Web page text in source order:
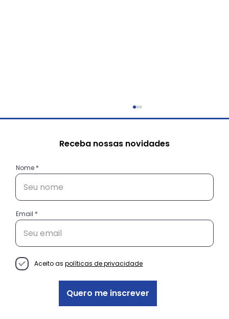
Conheça as histórias das
Receba nossas novidades
Nome
Email
Aceito as políticas de privacidade
Quero me inscrever